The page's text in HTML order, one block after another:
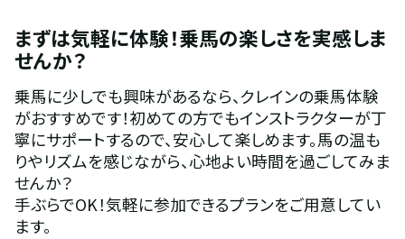
まずは気軽に体験！乗馬の楽しさを実感しま
せんか？
乗馬に少しでも興味があるなら、クレインの乗馬体験
がおすすめです！初めての方でもインストラクターが丁
寧にサポートするので、安心して楽しめます。馬の温も
りやリズムを感じながら、心地よい時間を過ごしてみま
せんか？
手ぶらでOK！気軽に参加できるプランをご用意してい
ます。